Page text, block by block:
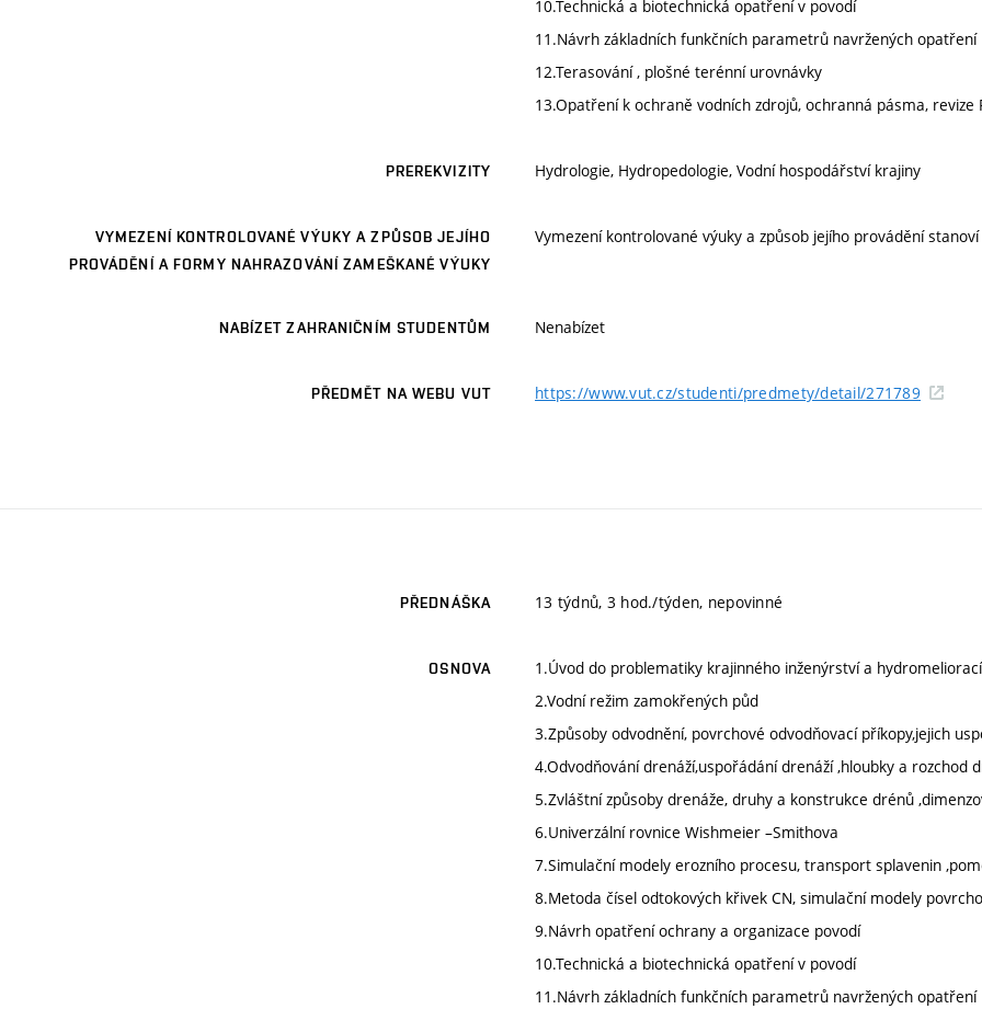
10.Technická a biotechnická opatření v povodí
11.Návrh základních funkčních parametrů navržených opatření
12.Terasování , plošné terénní urovnávky
13.Opatření k ochraně vodních zdrojů, ochranná pásma, revize
PREREKVIZITY Hydrologie, Hydropedologie, Vodní hospodářství krajiny
VYMEZENÍ KONTROLOVANÉ VÝUKY A ZPŮSOB JEJÍHO
PROVÁDĚNÍ A FORMY NAHRAZOVÁNÍ ZAMEŠKANÉ VÝUKY
Vymezení kontrolované výuky a způsob jejího provádění
NABÍZET ZAHRANIČNÍM STUDENTŮM Nenabízet
PŘEDMĚT NA WEBU VUT https://www.vut.cz/studenti/predmety/detail/271789
PŘEDNÁŠKA 13 týdnů, 3 hod./týden, nepovinné
OSNOVA
1.Úvod do problematiky krajinného inženýrství a hydromeliorací
2.Vodní režim zamokřených půd
3.Způsoby odvodnění, povrchové odvodňovací příkopy,jejich
4.Odvodňování drenáží,uspořádání drenáží ,hloubky a rozchod
5.Zvláštní způsoby drenáže, druhy a konstrukce drénů
6.Univerzální rovnice Wishmeier –Smithova
7.Simulační modely erozního procesu, transport splavenin
8.Metoda čísel odtokových křivek CN, simulační modely
9.Návrh opatření ochrany a organizace povodí
10.Technická a biotechnická opatření v povodí
11.Návrh základních funkčních parametrů navržených opatření